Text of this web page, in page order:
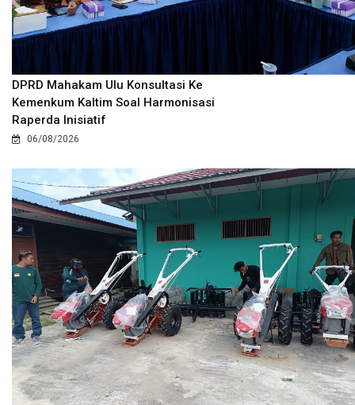
DPRD Mahakam Ulu Konsultasi Ke
Kemenkum Kaltim Soal Harmonisasi
Raperda Inisiatif
06/08/2026